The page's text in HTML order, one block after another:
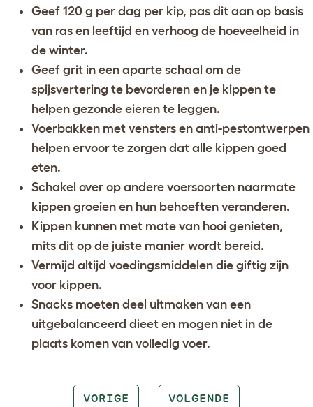
Geef 120 g per dag per kip, pas dit aan op basis
van ras en leeftijd en verhoog de hoeveelheid in
de winter.
Geef grit in een aparte schaal om de
spijsvertering te bevorderen en je kippen te
helpen gezonde eieren te leggen.
Voerbakken met vensters en anti-pestontwerpen
helpen ervoor te zorgen dat alle kippen goed
eten.
Schakel over op andere voersoorten naarmate
kippen groeien en hun behoeften veranderen.
Kippen kunnen met mate van hooi genieten,
mits dit op de juiste manier wordt bereid.
Vermijd altijd voedingsmiddelen die giftig zijn
voor kippen.
Snacks moeten deel uitmaken van een
uitgebalanceerd dieet en mogen niet in de
plaats komen van volledig voer.
VORIGE VOLGENDE